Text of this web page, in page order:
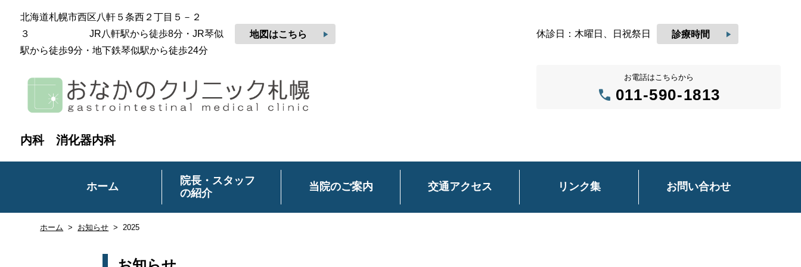
北海道札幌市西区八軒５条西２丁目５－２
３ JR八軒駅から徒歩8分・JR琴似
駅から徒歩9分・地下鉄琴似駅から徒歩24分
地図はこちら play_arrow 休診日：木曜日、日祝祭日 診療時間 play_arrow
内科 消化器内科
お電話はこちらから
call 011-590-1813
ホーム
院長・スタッフ
の紹介
当院のご案内 交通アクセス リンク集 お問い合わせ
ホーム お知らせ 2025